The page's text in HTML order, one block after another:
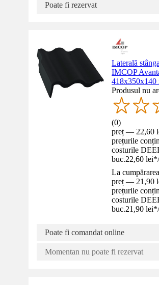
Poate fi rezervat
Laterală
IMCOP
418x350x140
Produsul nu
(0)
preț — 22,60
prețurile
costurile
buc.22,60 lei*
La
preț — 21,90
prețurile
costurile
buc.21,90 lei*
Poate fi comandat online
Momentan nu poate fi rezervat